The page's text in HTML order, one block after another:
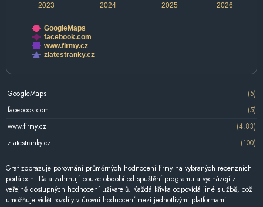
2024 2026
2023 2025
GoogleMaps
facebook.com
www.firmy.cz
zlatestranky.cz
GoogleMaps
(5)
facebook.com
(5)
www.firmy.cz
(4.83)
zlatestranky.cz
(100)
Graf zobrazuje porovnání průměrných hodnocení firmy na vybraných recenzních
portálech. Data zahrnují pouze období od spuštění programu a vycházejí z
veřejně dostupných hodnocení uživatelů. Každá křivka odpovídá jiné službě, což
umožňuje vidět rozdíly v úrovni hodnocení mezi jednotlivými platformami.